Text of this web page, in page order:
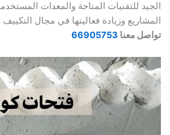
للتقنيات المتاحة والمعدات المستخدمة
وزيادة فعاليتها في مجال التكييف
معنا66905753